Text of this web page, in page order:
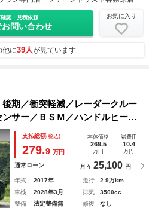
確認・見積依頼
問い合わせ
お気に入り
他に39人が見ています
／衝突軽減／レーダークルー
サー／ＢＳＭ／ハンドルヒータ
／パワーシート／シートメモリ
ックカメラ／プッシュスタート
支払総額(税込)
279.9 万円
本体価格
269.5
万円
諸費用
10.4
万円
通常ローン 月々 25,100 円
年式 2017年 走行
2.9万km
車検
2028年3月 排気
3500cc
整備
法定整備無 修復
なし